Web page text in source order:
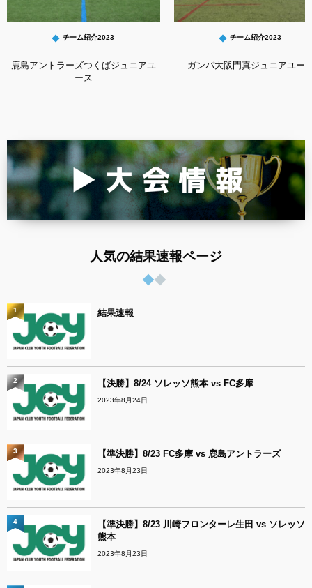
チーム紹介2023
鹿島アントラーズつくばジュニアユ
ース
チーム紹介2023
ガンバ大阪門真ジュニアユー
人気の結果速報ページ
結果速報
1
【決勝】8/24 ソレッソ熊本 vs FC多摩
2023年8月24日
2
【準決勝】8/23 FC多摩 vs 鹿島アントラーズ
2023年8月23日
3
【準決勝】8/23 川崎フロンターレ生田 vs ソレッソ
熊本
2023年8月23日
4